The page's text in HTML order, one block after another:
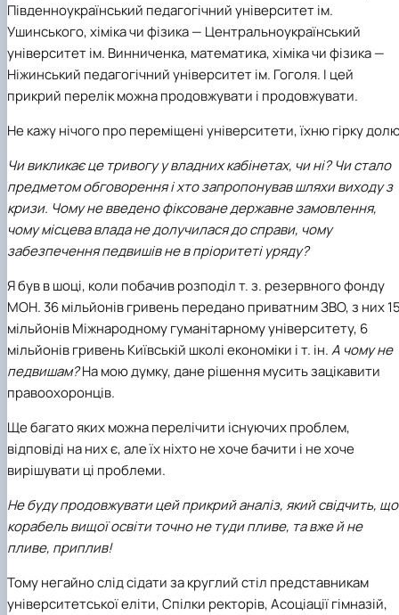
Південноукраїнський педагогічний університет ім.
Ушинського, хіміка чи фізика — Центральноукраїнський
університет ім. Винниченка, математика, хіміка чи фізика —
Ніжинський педагогічний університет ім. Гоголя. І цей
прикрий перелік можна продовжувати і продовжувати.
Не кажу нічого про переміщені університети, їхню гірку
Чи викликає це тривогу у владних кабінетах, чи ні? Чи стало
предметом обговорення і хто запропонував шляхи виходу з
кризи. Чому не введено фіксоване державне замовлення,
чому місцева влада не долучилася до справи, чому
забезпечення педвишів не в пріоритеті уряду?
Я був в шоці, коли побачив розподіл т. з. резервного фонду
МОН. 36 мільйонів гривень передано приватним ЗВО, з них
мільйонів Міжнародному гуманітарному університету, 6
мільйонів гривень Київській школі економіки і т. ін.А чому не
педвишам?На мою думку, дане рішення мусить зацікавити
правоохоронців.
Ще багато яких можна перелічити існуючих проблем,
відповіді на них є, але їх ніхто не хоче бачити і не хоче
вирішувати ці проблеми.
Не буду продовжувати цей прикрий аналіз, який свідчить, що
корабель вищої освіти точно не туди пливе, та вже й не
пливе, приплив!
Тому негайно слід сідати за круглий стіл представникам
університетської еліти,Спілки ректорів, Асоціації гімназій,